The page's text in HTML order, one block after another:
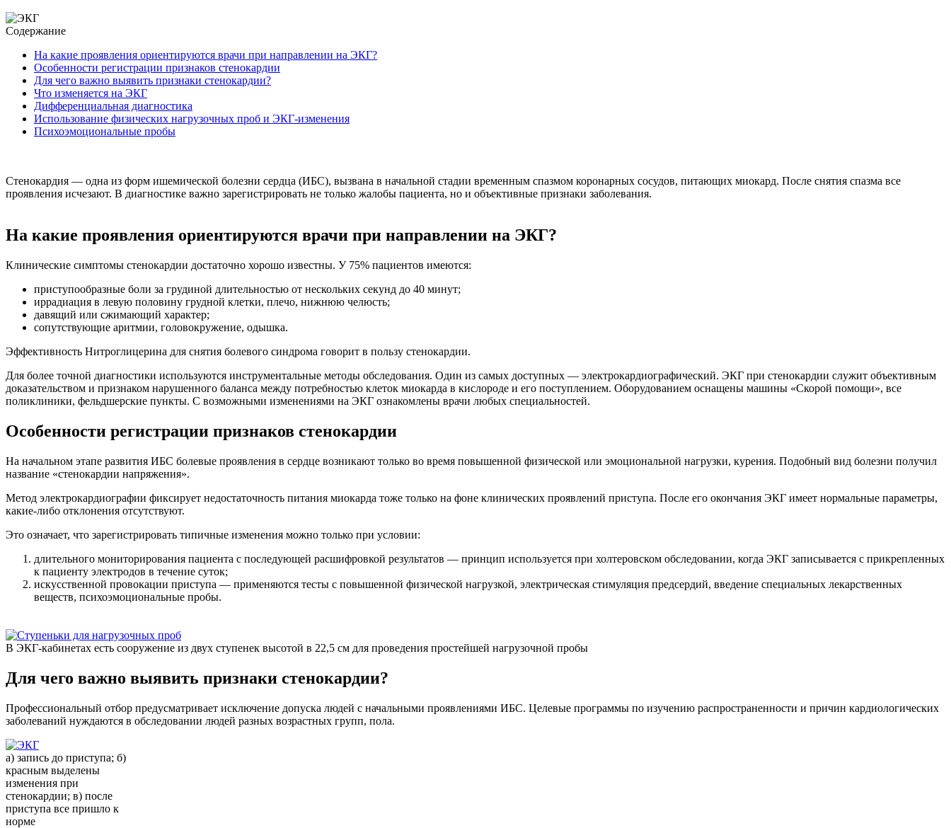
Содержание
На какие проявления ориентируются врачи при направлении на ЭКГ?
Особенности регистрации признаков стенокардии
Для чего важно выявить признаки стенокардии?
Что изменяется на ЭКГ
Дифференциальная диагностика
Использование физических нагрузочных проб и ЭКГ-изменения
Психоэмоциональные пробы
Стенокардия — одна из форм ишемической болезни сердца (ИБС), вызвана в начальной стадии временным спазмом коронарных сосудов, питающих миокард. После снятия спазма все
проявления исчезают. В диагностике важно зарегистрировать не только жалобы пациента, но и объективные признаки заболевания.
На какие проявления ориентируются врачи при направлении на ЭКГ?
Клинические симптомы стенокардии достаточно хорошо известны. У 75% пациентов имеются:
приступообразные боли за грудиной длительностью от нескольких секунд до 40 минут;
иррадиация в левую половину грудной клетки, плечо, нижнюю челюсть;
давящий или сжимающий характер;
сопутствующие аритмии, головокружение, одышка.
Эффективность Нитроглицерина для снятия болевого синдрома говорит в пользу стенокардии.
Для более точной диагностики используются инструментальные методы обследования. Один из самых доступных — электрокардиографический. ЭКГ при стенокардии служит объективным
доказательством и признаком нарушенного баланса между потребностью клеток миокарда в кислороде и его поступлением. Оборудованием оснащены машины «Скорой помощи», все
поликлиники, фельдшерские пункты. С возможными изменениями на ЭКГ ознакомлены врачи любых специальностей.
Особенности регистрации признаков стенокардии
На начальном этапе развития ИБС болевые проявления в сердце возникают только во время повышенной физической или эмоциональной нагрузки, курения. Подобный вид болезни получил
название «стенокардии напряжения».
Метод электрокардиографии фиксирует недостаточность питания миокарда тоже только на фоне клинических проявлений приступа. После его окончания ЭКГ имеет нормальные параметры,
какие-либо отклонения отсутствуют.
Это означает, что зарегистрировать типичные изменения можно только при условии:
длительного мониторирования пациента с последующей расшифровкой результатов — принцип используется при холтеровском обследовании, когда ЭКГ записывается с прикрепленных
к пациенту электродов в течение суток;
искусственной провокации приступа — применяются тесты с повышенной физической нагрузкой, электрическая стимуляция предсердий, введение специальных лекарственных
веществ, психоэмоциональные пробы.
В ЭКГ-кабинетах есть сооружение из двух ступенек высотой в 22,5 см для проведения простейшей нагрузочной пробы
Для чего важно выявить признаки стенокардии?
Профессиональный отбор предусматривает исключение допуска людей с начальными проявлениями ИБС. Целевые программы по изучению распространенности и причин кардиологических
заболеваний нуждаются в обследовании людей разных возрастных групп, пола.
а) запись до приступа; б)
красным выделены
изменения при
стенокардии; в) после
приступа все пришло к
норме